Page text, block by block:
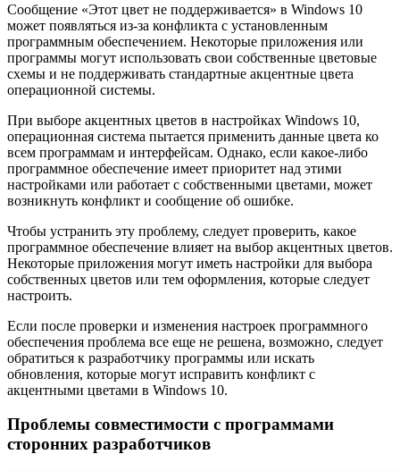
Сообщение «Этот цвет не поддерживается» в Windows 10
может появляться из-за конфликта с установленным
программным обеспечением. Некоторые приложения или
программы могут использовать свои собственные цветовые
схемы и не поддерживать стандартные акцентные цвета
операционной системы.
При выборе акцентных цветов в настройках Windows 10,
операционная система пытается применить данные цвета ко
всем программам и интерфейсам. Однако, если какое-либо
программное обеспечение имеет приоритет над этими
настройками или работает с собственными цветами, может
возникнуть конфликт и сообщение об ошибке.
Чтобы устранить эту проблему, следует проверить, какое
программное обеспечение влияет на выбор акцентных цветов.
Некоторые приложения могут иметь настройки для выбора
собственных цветов или тем оформления, которые следует
настроить.
Если после проверки и изменения настроек программного
обеспечения проблема все еще не решена, возможно, следует
обратиться к разработчику программы или искать
обновления, которые могут исправить конфликт с
акцентными цветами в Windows 10.
Проблемы совместимости с программами
сторонних разработчиков